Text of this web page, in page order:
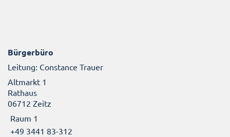
Bürgerbüro
Leitung: Constance Trauer
Altmarkt 1
Rathaus
06712 Zeitz
Raum 1
+49 3441 83-312